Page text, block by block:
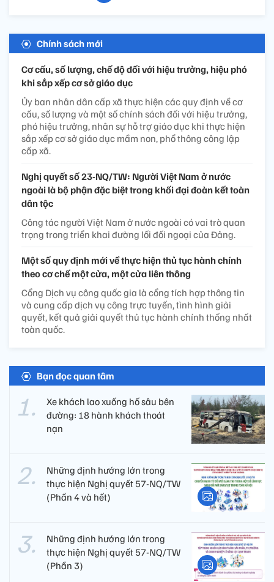
Chính sách mới
Cơ cấu, số lượng, chế độ đối với hiệu trưởng, hiệu phó
khi sắp xếp cơ sở giáo dục
Ủy ban nhân dân cấp xã thực hiện các quy định về cơ
cấu, số lượng và một số chính sách đối với hiệu trưởng,
phó hiệu trưởng, nhân sự hỗ trợ giáo dục khi thực hiện
sắp xếp cơ sở giáo dục mầm non, phổ thông công lập
cấp xã.
Nghị quyết số 23-NQ/TW: Người Việt Nam ở nước
ngoài là bộ phận đặc biệt trong khối đại đoàn kết toàn
dân tộc
Công tác người Việt Nam ở nước ngoài có vai trò quan
trọng trong triển khai đường lối đối ngoại của Đảng.
Một số quy định mới về thực hiện thủ tục hành chính
theo cơ chế một cửa, một cửa liên thông
Cổng Dịch vụ công quốc gia là cổng tích hợp thông tin
và cung cấp dịch vụ công trực tuyến, tình hình giải
quyết, kết quả giải quyết thủ tục hành chính thống nhất
toàn quốc.
Bạn đọc quan tâm
Xe khách lao xuống hố sâu bên
đường: 18 hành khách thoát
nạn
Những định hướng lớn trong
thực hiện Nghị quyết 57-NQ/TW
(Phần 4 và hết)
Những định hướng lớn trong
thực hiện Nghị quyết 57-NQ/TW
(Phần 3)